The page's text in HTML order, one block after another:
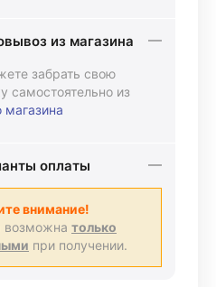
из магазина
забрать свою
самостоятельно из
магазина
оплаты
внимание!
возможна только
при получении.